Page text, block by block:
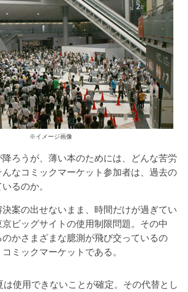
※イメージ画像
ろうが、薄い本のためには、どんな苦労
なコミックマーケット参加者は、過去の
るのか。
案の出せないまま、時間だけが過ぎてい
ビッグサイトの使用制限問題。その中
かさまざまな臆測が飛び交っているの
ミックマーケットである。
使用できないことが確定。その代替とし